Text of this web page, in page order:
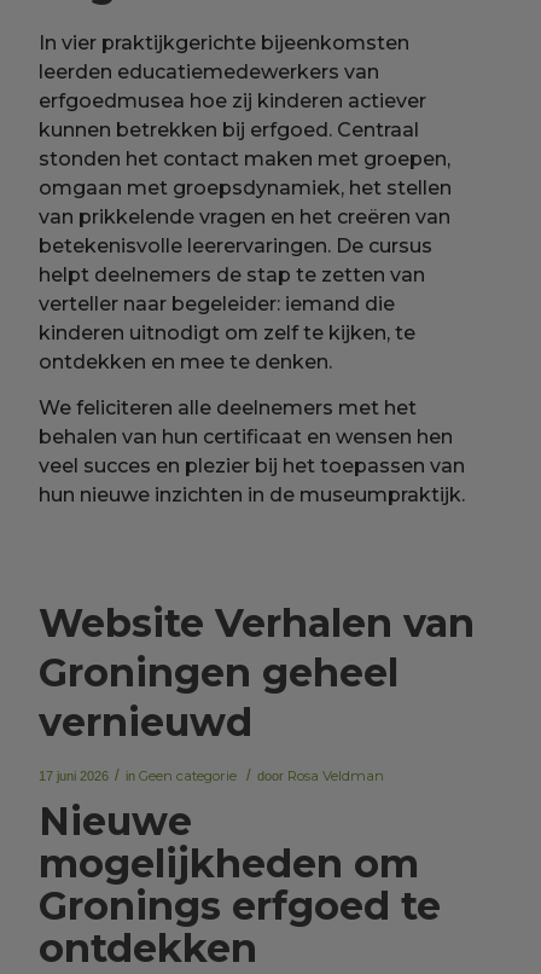
In vier praktijkgerichte bijeenkomsten
leerden educatiemedewerkers van
erfgoedmusea hoe zij kinderen actiever
kunnen betrekken bij erfgoed. Centraal
stonden het contact maken met groepen,
omgaan met groepsdynamiek, het stellen
van prikkelende vragen en het creëren van
betekenisvolle leerervaringen. De cursus
helpt deelnemers de stap te zetten van
verteller naar begeleider: iemand die
kinderen uitnodigt om zelf te kijken, te
ontdekken en mee te denken.
We feliciteren alle deelnemers met het
behalen van hun certificaat en wensen hen
veel succes en plezier bij het toepassen van
hun nieuwe inzichten in de museumpraktijk.
Website Verhalen van
Groningen geheel
vernieuwd
17 juni 2026 / inGeen categorie / door Rosa Veldman
Nieuwe
mogelijkheden om
Gronings erfgoed te
ontdekken